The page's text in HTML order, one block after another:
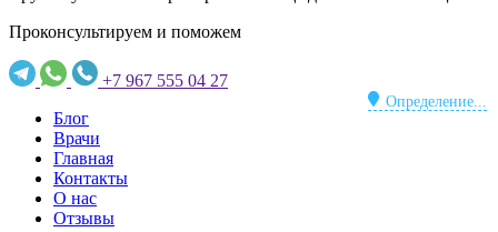
Проконсультируем и поможем
+7 967 555 04 27
Определение...
Блог
Врачи
Главная
Контакты
О нас
Отзывы